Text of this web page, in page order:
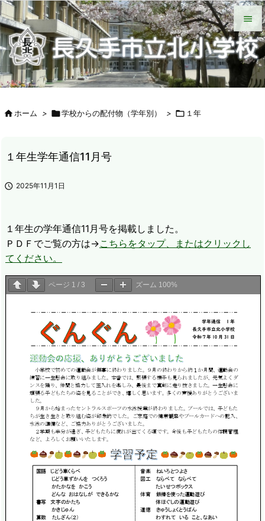


メニュ

サイド
HOME 北小について 今日の北小 緊急時の対応
各種説明会
ＰＴＡ手帳（Web版）
ＰＴＡの窓
いじめ防止基本方針
学校からの配付物（学年別）
タブレット端末wifi接続手段
ホーム > 学校からの配付物（学年別） >  １年
１年生学年通信11月号
 2025年11月1日
１年生の学年通信11月号を掲載しました。
ＰＤＦでご覧の方は→こちらをタップ、またはクリックし
てください。
ページ 1 / 3 ズーム 100%